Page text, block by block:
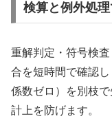
検算と例外処
重解判定・符号検
合を短時間で確認し
係数ゼロ）を別枝
計上を防げます。